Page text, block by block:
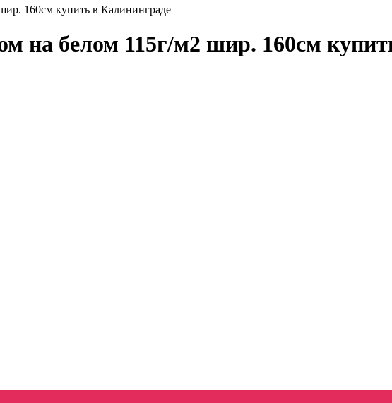
160см купить в Калининграде
на белом 115г/м2 шир. 160см